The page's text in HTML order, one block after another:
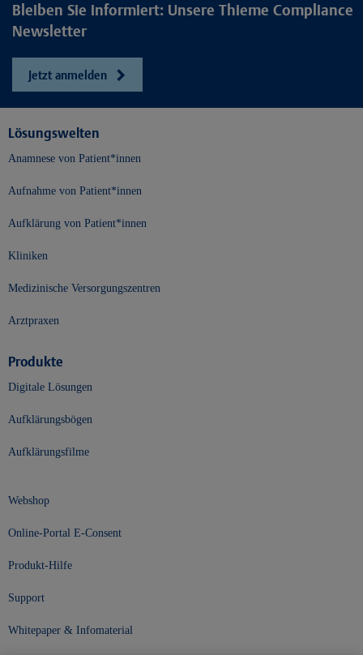
Bleiben Sie informiert: Unsere Thieme Compliance
Newsletter
Jetzt anmelden
Lösungswelten
Anamnese von Patient*innen
Aufnahme von Patient*innen
Aufklärung von Patient*innen
Kliniken
Medizinische Versorgungszentren
Arztpraxen
Produkte
Digitale Lösungen
Aufklärungsbögen
Aufklärungsfilme
Webshop
Online-Portal E-Consent
Produkt-Hilfe
Support
Whitepaper & Infomaterial